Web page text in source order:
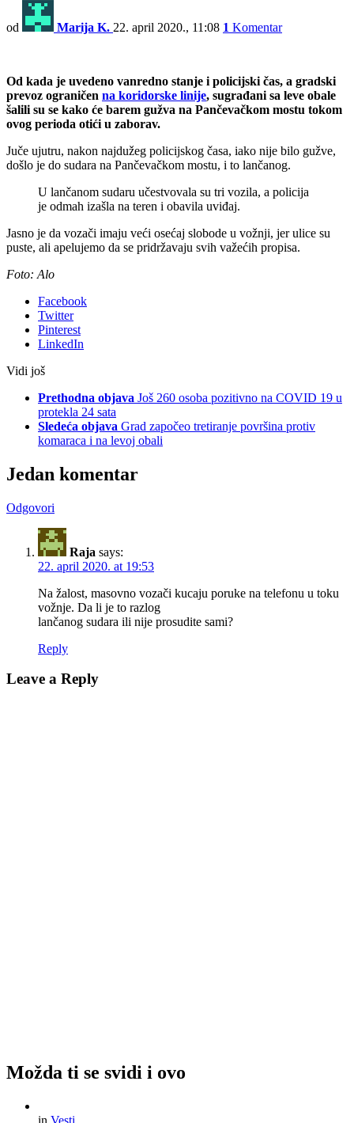
od Marija K. 22. april 2020., 11:08 1 Komentar
Od kada je uvedeno vanredno stanje i policijski čas, a gradski
prevoz ograničen na koridorske linije, sugrađani sa leve obale
šalili su se kako će barem gužva na Pančevačkom mostu tokom
ovog perioda otići u zaborav.
Juče ujutru, nakon najdužeg policijskog časa, iako nije bilo gužve,
došlo je do sudara na Pančevačkom mostu, i to lančanog.
U lančanom sudaru učestvovala su tri vozila, a policija
je odmah izašla na teren i obavila uviđaj.
Jasno je da vozači imaju veći osećaj slobode u vožnji, jer ulice su
puste, ali apelujemo da se pridržavaju svih važećih propisa.
Foto: Alo
Facebook
Twitter
Pinterest
LinkedIn
Vidi još
Prethodna objava Još 260 osoba pozitivno na COVID 19 u
protekla 24 sata
Sledeća objava Grad započeo tretiranje površina protiv
komaraca i na levoj obali
Jedan komentar
Odgovori
Raja says:
22. april 2020. at 19:53
Na žalost, masovno vozači kucaju poruke na telefonu u toku
vožnje. Da li je to razlog
lančanog sudara ili nije prosudite sami?
Reply
Leave a Reply
Možda ti se svidi i ovo
in Vesti